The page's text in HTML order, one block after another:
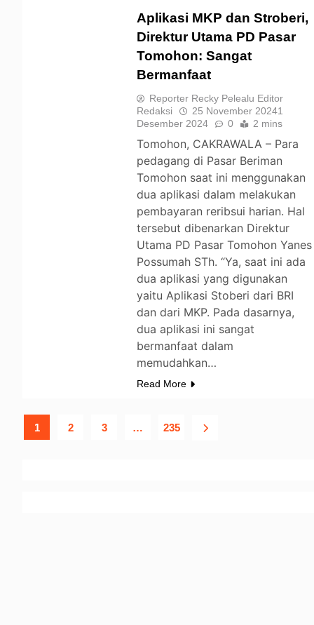
Aplikasi MKP dan Stroberi,
Direktur Utama PD Pasar
Tomohon: Sangat
Bermanfaat
Reporter Recky Pelealu Editor
Redaksi
25 November 20241
Desember 2024
0 2 mins
Tomohon, CAKRAWALA – Para
pedagang di Pasar Beriman
Tomohon saat ini menggunakan
dua aplikasi dalam melakukan
pembayaran reribsui harian. Hal
tersebut dibenarkan Direktur
Utama PD Pasar Tomohon Yanes
Possumah STh. “Ya, saat ini ada
dua aplikasi yang digunakan
yaitu Aplikasi Stoberi dari BRI
dan dari MKP. Pada dasarnya,
dua aplikasi ini sangat
bermanfaat dalam
memudahkan…
Read More
1 2 3 … 235